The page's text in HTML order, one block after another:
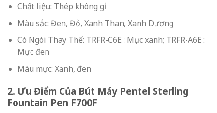
Chất liệu: Thép không gỉ
Màu sắc: Đen, Đỏ, Xanh Than, Xanh Dương
Có Ngòi Thay Thế: TRFR-C6E : Mực xanh; TRFR-A6E :
Mực đen
Màu mực: Xanh, đen
2. Ưu Điểm Của Bút Máy Pentel Sterling
Fountain Pen F700F